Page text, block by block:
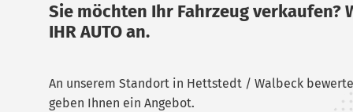
Sie möchten Ihr Fahrzeug verkaufen?
IHR AUTO an.
An unserem Standort in Hettstedt / Walbeck
geben Ihnen ein Angebot.